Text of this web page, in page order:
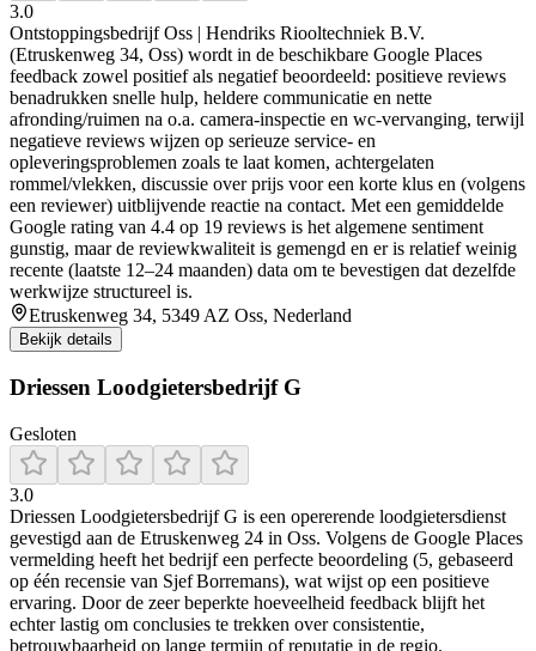
3.0
Ontstoppingsbedrijf Oss | Hendriks Riooltechniek B.V.
(Etruskenweg 34, Oss) wordt in de beschikbare Google Places
feedback zowel positief als negatief beoordeeld: positieve reviews
benadrukken snelle hulp, heldere communicatie en nette
afronding/ruimen na o.a. camera-inspectie en wc-vervanging, terwijl
negatieve reviews wijzen op serieuze service- en
opleveringsproblemen zoals te laat komen, achtergelaten
rommel/vlekken, discussie over prijs voor een korte klus en (volgens
een reviewer) uitblijvende reactie na contact. Met een gemiddelde
Google rating van 4.4 op 19 reviews is het algemene sentiment
gunstig, maar de reviewkwaliteit is gemengd en er is relatief weinig
recente (laatste 12–24 maanden) data om te bevestigen dat dezelfde
werkwijze structureel is.
Etruskenweg 34, 5349 AZ Oss, Nederland
Bekijk details
Driessen Loodgietersbedrijf G
Gesloten
3.0
Driessen Loodgietersbedrijf G is een opererende loodgietersdienst
gevestigd aan de Etruskenweg 24 in Oss. Volgens de Google Places
vermelding heeft het bedrijf een perfecte beoordeling (5, gebaseerd
op één recensie van Sjef Borremans), wat wijst op een positieve
ervaring. Door de zeer beperkte hoeveelheid feedback blijft het
echter lastig om conclusies te trekken over consistentie,
betrouwbaarheid op lange termijn of reputatie in de regio.